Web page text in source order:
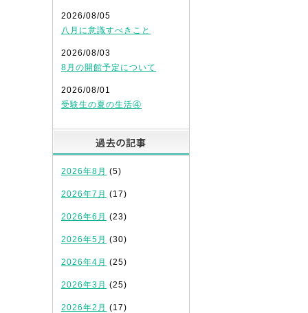
2026/08/05
八月に意識すべきこと
2026/08/03
8月の開館予定について
2026/08/01
受験生の夏の生活④
2026年8月 (5)
2026年7月 (17)
2026年6月 (23)
2026年5月 (30)
2026年4月 (25)
2026年3月 (25)
2026年2月 (17)